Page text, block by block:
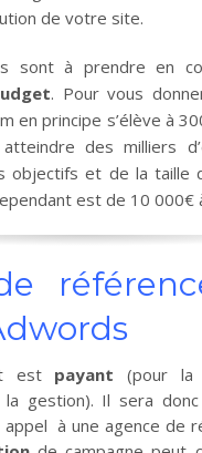
de votre site.
sont à prendre en
. Pour vous
en principe s’élève à
des milliers
objectifs et de la taille
est de 10 000€
est payant (pour la
gestion). Il sera donc
à une agence de